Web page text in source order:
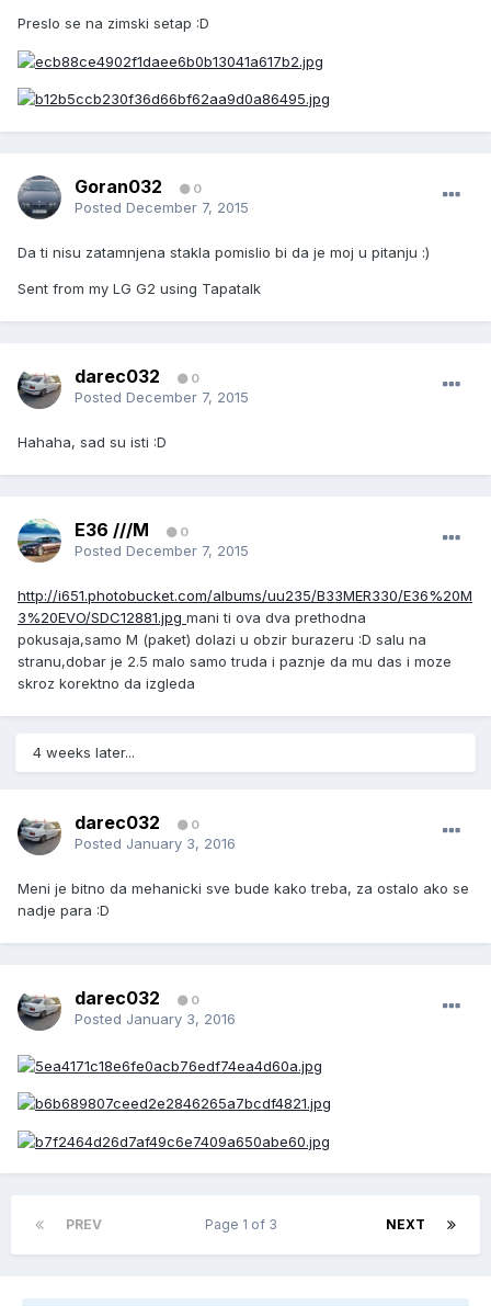
Preslo se na zimski setap :D
Goran032 0
Posted December 7, 2015
Da ti nisu zatamnjena stakla pomislio bi da je moj u pitanju :)
Sent from my LG G2 using Tapatalk
darec032 0
Posted December 7, 2015
Hahaha, sad su isti :D
E36 ///M 0
Posted December 7, 2015
http://i651.photobucket.com/albums/uu235/B33MER330/E36%20M
3%20EVO/SDC12881.jpg mani ti ova dva prethodna
pokusaja,samo M (paket) dolazi u obzir burazeru :D salu na
stranu,dobar je 2.5 malo samo truda i paznje da mu das i moze
skroz korektno da izgleda
4 weeks later...
darec032 0
Posted January 3, 2016
Meni je bitno da mehanicki sve bude kako treba, za ostalo ako se
nadje para :D
darec032 0
Posted January 3, 2016
PREV NEXT
Page 1 of 3